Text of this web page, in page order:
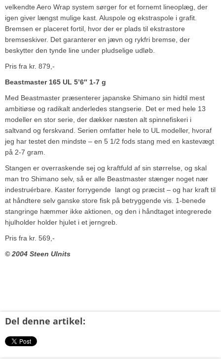
velkendte Aero Wrap system sørger for et fornemt lineoplæg, der
igen giver længst mulige kast. Aluspole og ekstraspole i grafit.
Bremsen er placeret fortil, hvor der er plads til ekstrastore
bremseskiver. Det garanterer en jævn og rykfri bremse, der
beskytter den tynde line under pludselige udløb.
Pris fra kr. 879,-
Beastmaster 165 UL 5’6″ 1-7 g
Med Beastmaster præsenterer japanske Shimano sin hidtil mest
ambitiøse og radikalt anderledes stangserie. Det er med hele 13
modeller en stor serie, der dækker næsten alt spinnefiskeri i
saltvand og ferskvand. Serien omfatter hele to UL modeller, hvoraf
jeg har testet den mindste – en 5 1/2 fods stang med en kastevægt
på 2-7 gram.
Stangen er overraskende sej og kraftfuld af sin størrelse, og skal
man tro Shimano selv, så er alle Beastmaster stænger noget nær
indestruérbare. Kaster forrygende ­ langt og præcist – og har kraft til
at håndtere selv ganske store fisk på betryggende vis. 1-benede
stangringe hæmmer ikke aktionen, og den i håndtaget integrerede
hjulholder holder hjulet i et jerngreb.
Pris fra kr. 569,-
© 2004 Steen Ulnits
Del denne artikel: